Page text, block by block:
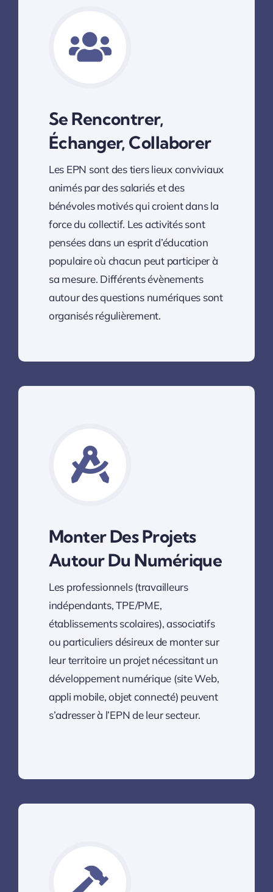
Se Rencontrer,
Échanger, Collaborer
Les EPN sont des tiers lieux conviviaux
animés par des salariés et des
bénévoles motivés qui croient dans la
force du collectif. Les activités sont
pensées dans un esprit d’éducation
populaire où chacun peut participer à
sa mesure. Différents évènements
autour des questions numériques sont
organisés régulièrement.
Monter Des Projets
Autour Du Numérique
Les professionnels (travailleurs
indépendants, TPE/PME,
établissements scolaires), associatifs
ou particuliers désireux de monter sur
leur territoire un projet nécessitant un
développement numérique (site Web,
appli mobile, objet connecté) peuvent
s’adresser à l’EPN de leur secteur.